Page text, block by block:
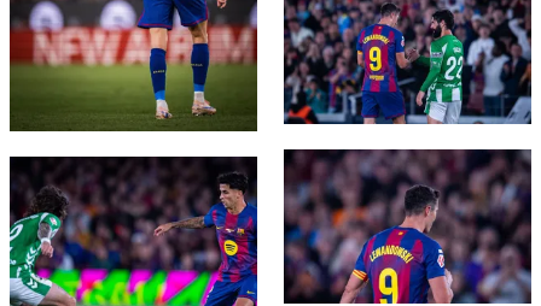
FC Barcelona club badge FC Barcelona club badge